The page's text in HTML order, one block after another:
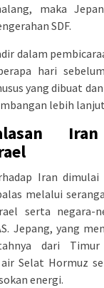
maka
SDF.
dalam
hari
yang dibuat
lebih
Iran dimulai
melalui
serta negara-
Jepang, yang
dari
Selat Hormuz
energi.